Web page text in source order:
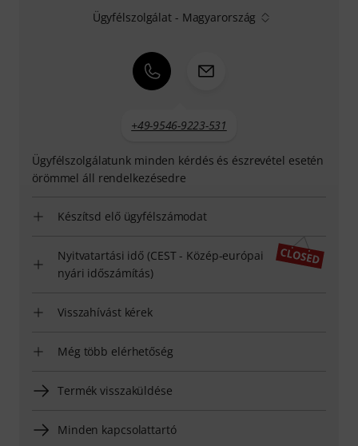
Ügyfélszolgálat - Magyarország
+49-9546-9223-531
Ügyfélszolgálatunk minden kérdés és észrevétel esetén
örömmel áll rendelkezésedre
Készítsd elő ügyfélszámodat
Nyitvatartási idő (CEST - Közép-európai
nyári időszámítás)
Visszahívást kérek
Még több elérhetőség
Termék visszaküldése
Minden kapcsolattartó